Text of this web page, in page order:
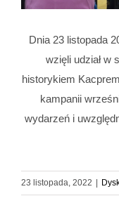
Dnia 23 listopada
wzięli udział w
historykiem
kampanii
wydarzeń i
23 listopada, 2022